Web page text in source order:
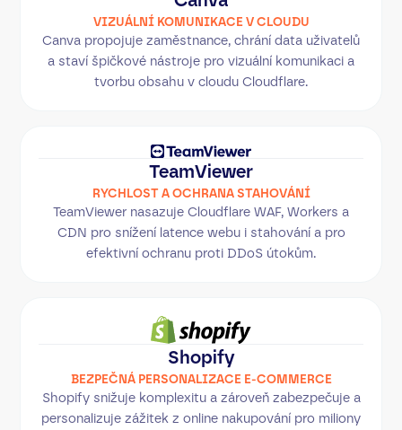
VIZUÁLNÍ KOMUNIKACE V CLOUDU
Canva propojuje zaměstnance, chrání data uživatelů
a staví špičkové nástroje pro vizuální komunikaci a
tvorbu obsahu v cloudu Cloudflare.
TeamViewer
RYCHLOST A OCHRANA STAHOVÁNÍ
TeamViewer nasazuje Cloudflare WAF, Workers a
CDN pro snížení latence webu i stahování a pro
efektivní ochranu proti DDoS útokům.
Shopify
BEZPEČNÁ PERSONALIZACE E-COMMERCE
Shopify snižuje komplexitu a zároveň zabezpečuje a
personalizuje zážitek z online nakupování pro miliony